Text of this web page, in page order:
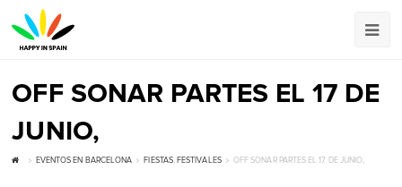
OFF SONAR PARTES EL 17 DE
JUNIO,
EVENTOS EN BARCELONA FIESTAS, FESTIVALES OFF SONAR PARTES EL 17 DE JUNIO,